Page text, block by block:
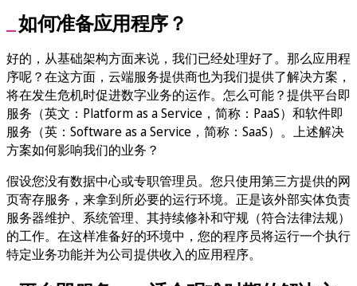
如何准备应用程序？
好的，从基础架构方面来说，我们已经处理好了。那么应用程
序呢？在这方面，云端服务提供商也为我们提供了解决方案，
将在发生危机时促进数字业务的运作。怎么可能？提供平台即
服务（英文：Platform as a Service，简称：PaaS）和软件即
服务（英：Software as a Service，简称：SaaS）。上述解决
方案如何影响我们的业务？
假设您没有数据中心或专职管理员。您只使用第三方提供的网
页寄存服务，来拿到所必要的运行环境。正是该外部实体负责
服务器维护、系统管理、其持续修补和守规（符合法律法规）
的工作。在这样准备好的环境中，您的程序员将运行一个执行
特定业务功能并为公司提供收入的应用程序。